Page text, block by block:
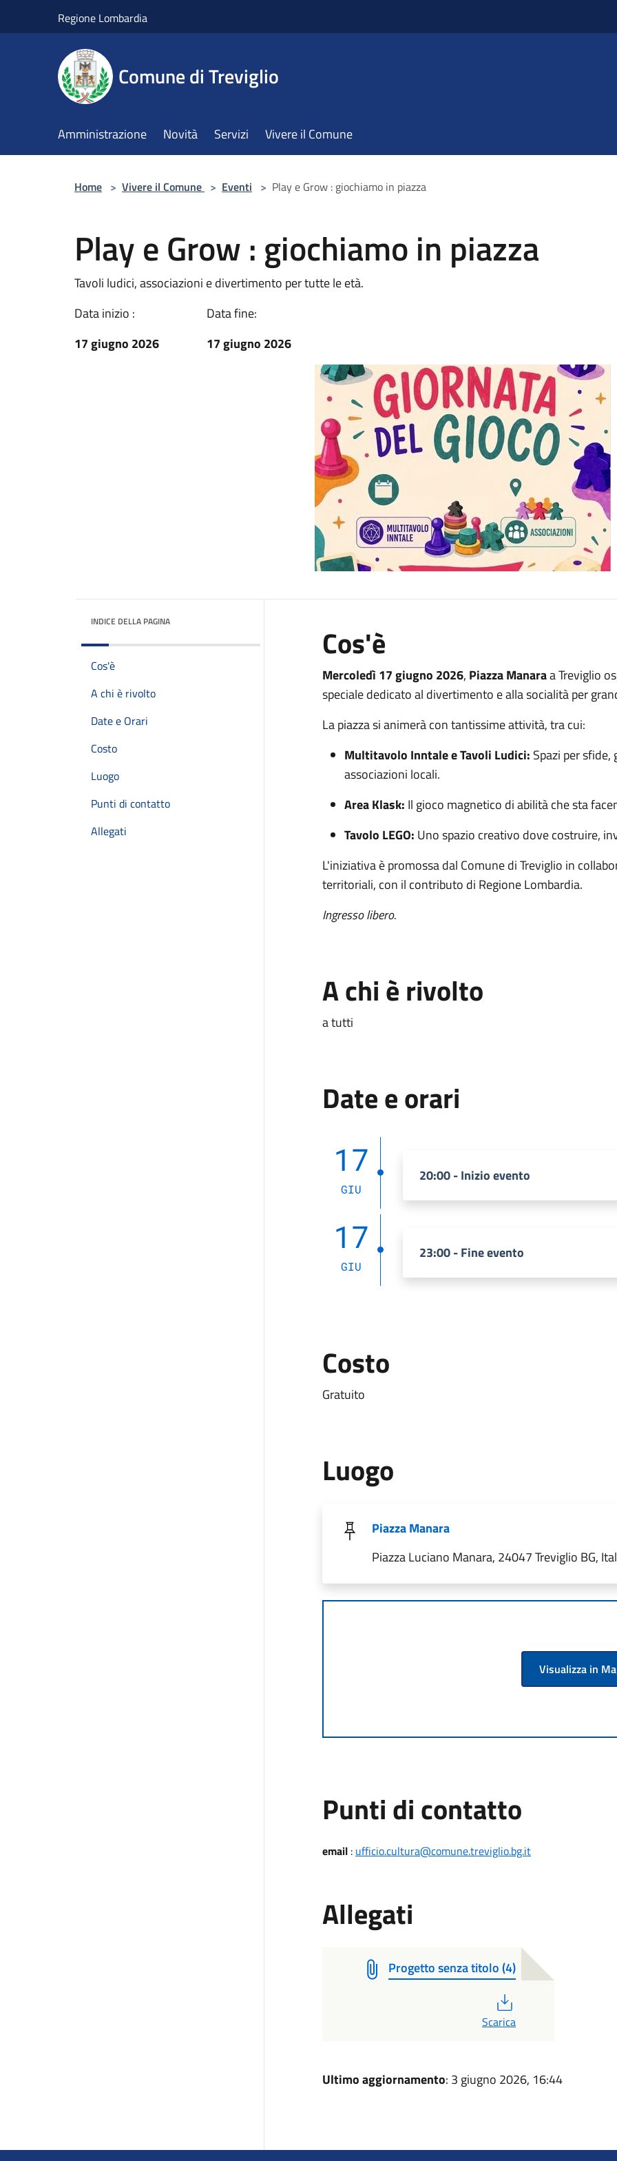
Regione Lombardia
Comune di Treviglio
Amministrazione Novità Servizi Vivere il Comune
Home > Vivere il Comune > Eventi > Play e Grow : giochiamo in piazza
Play e Grow : giochiamo in piazza
Tavoli ludici, associazioni e divertimento per tutte le età.
Data inizio :
17 giugno 2026
Data fine:
17 giugno 2026
INDICE DELLA PAGINA
Cos'è
A chi è rivolto
Date e Orari
Costo
Luogo
Punti di contatto
Allegati
Cos'è
Mercoledì 17 giugno 2026, Piazza Manaraa Treviglio
speciale dedicato al divertimento e alla socialità per
La piazza si animerà con tantissime attività, tra cui:
Multitavolo Inntale e Tavoli Ludici: Spazi per
associazioni locali.
Area Klask: Il gioco magnetico di abilità che sta
Tavolo LEGO: Uno spazio creativo dove costruire,
L'iniziativa è promossa dal Comune di Treviglio in
territoriali, con il contributo di Regione Lombardia.
Ingresso libero.
A chi è rivolto
a tutti
Date e orari
17
GIU
20:00 - Inizio evento
17
GIU
23:00 - Fine evento
Costo
Gratuito
Luogo
Piazza Manara
Piazza Luciano Manara, 24047 Treviglio BG,
Visualizza in
Punti di contatto
email: ufficio.cultura@comune.treviglio.bg.it
Allegati
Progetto senza titolo (4)
Scarica
Ultimo aggiornamento: 3 giugno 2026, 16:44